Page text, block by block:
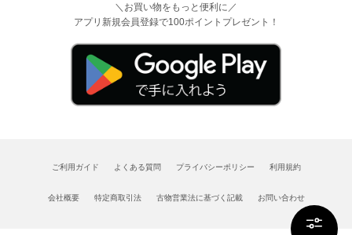
＼お買い物をもっと便利に／
アプリ新規会員登録で100ポイントプレゼント！
ご利用ガイド よくある質問 プライバシーポリシー 利用規約
会社概要 特定商取引法 古物営業法に基づく記載 お問い合わせ